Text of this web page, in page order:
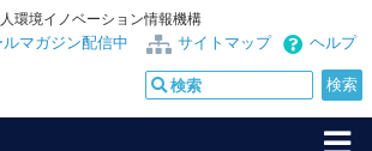
環境イノベーション情報機構
ヘルプ
サイトマップ
ルマガジン配信中